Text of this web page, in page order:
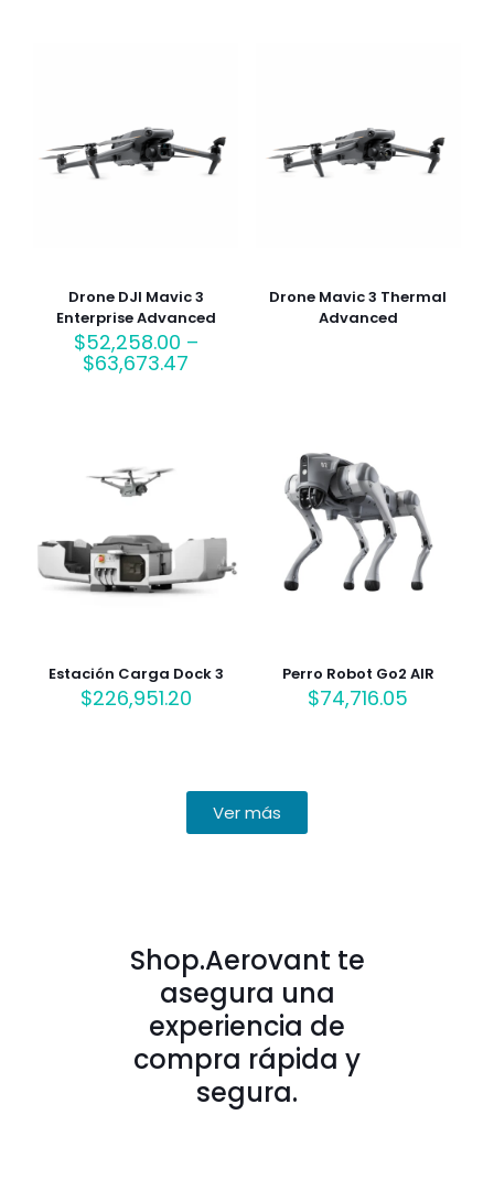
Drone DJI Mavic 3
Enterprise Advanced
$52,258.00 –
$63,673.47
Drone Mavic 3 Thermal
Advanced
Estación Carga Dock 3
$226,951.20
Perro Robot Go2 AIR
$74,716.05
Ver más
Shop.Aerovant te
asegura una
experiencia de
compra rápida y
segura.